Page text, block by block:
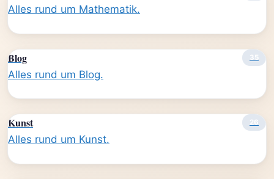
Alles rund um Mathematik.
Blog 35
Alles rund um Blog.
Kunst 26
Alles rund um Kunst.